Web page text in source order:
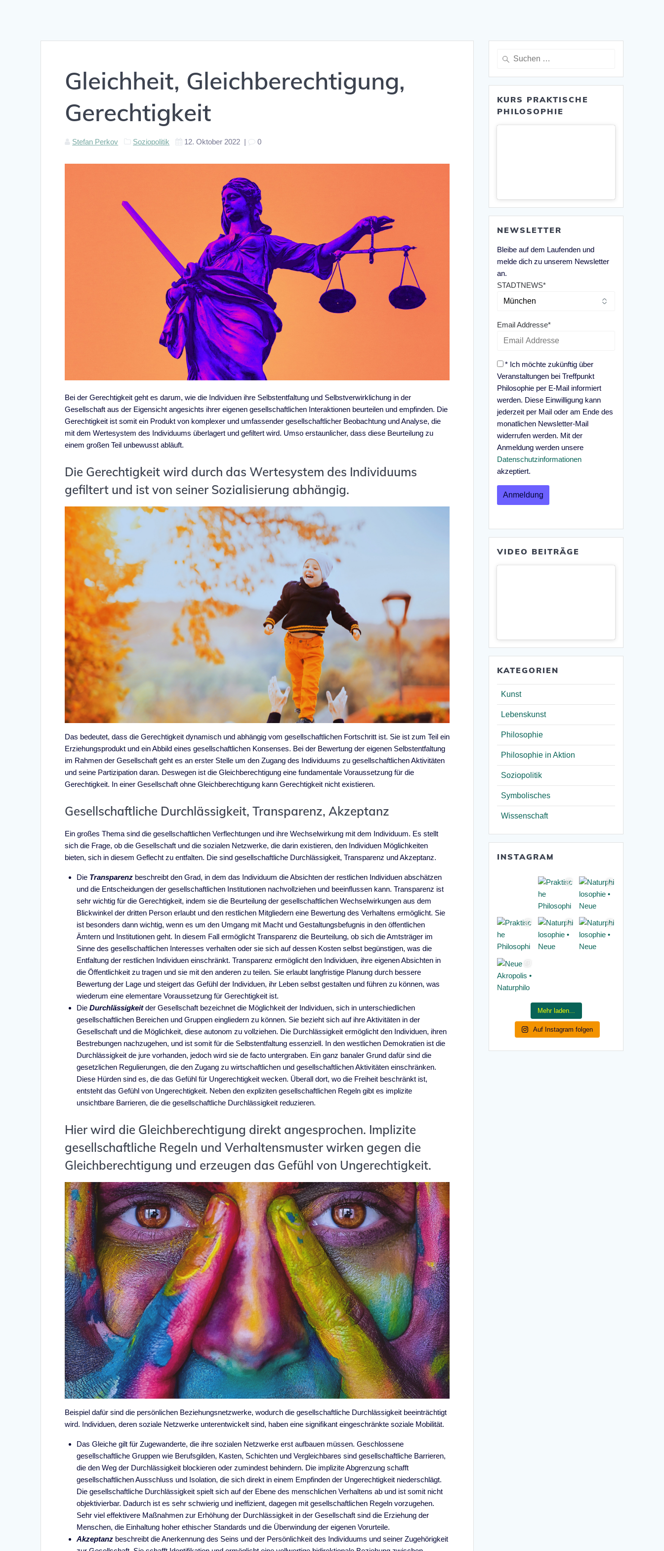
Gleichheit, Gleichberechtigung,
Gerechtigkeit
Stefan Perkov Soziopolitik 12. Oktober 2022 | 0
Bei der Gerechtigkeit geht es darum, wie die Individuen ihre Selbstentfaltung und Selbstverwirklichung in der
Gesellschaft aus der Eigensicht angesichts ihrer eigenen gesellschaftlichen Interaktionen beurteilen und empfinden. Die
Gerechtigkeit ist somit ein Produkt von komplexer und umfassender gesellschaftlicher Beobachtung und Analyse, die
mit dem Wertesystem des Individuums überlagert und gefiltert wird. Umso erstaunlicher, dass diese Beurteilung zu
einem großen Teil unbewusst abläuft.
Die Gerechtigkeit wird durch das Wertesystem des Individuums
gefiltert und ist von seiner Sozialisierung abhängig.
Das bedeutet, dass die Gerechtigkeit dynamisch und abhängig vom gesellschaftlichen Fortschritt ist. Sie ist zum Teil ein
Erziehungsprodukt und ein Abbild eines gesellschaftlichen Konsenses. Bei der Bewertung der eigenen Selbstentfaltung
im Rahmen der Gesellschaft geht es an erster Stelle um den Zugang des Individuums zu gesellschaftlichen Aktivitäten
und seine Partizipation daran. Deswegen ist die Gleichberechtigung eine fundamentale Voraussetzung für die
Gerechtigkeit. In einer Gesellschaft ohne Gleichberechtigung kann Gerechtigkeit nicht existieren.
Gesellschaftliche Durchlässigkeit, Transparenz, Akzeptanz
Ein großes Thema sind die gesellschaftlichen Verflechtungen und ihre Wechselwirkung mit dem Individuum. Es stellt
sich die Frage, ob die Gesellschaft und die sozialen Netzwerke, die darin existieren, den Individuen Möglichkeiten
bieten, sich in diesem Geflecht zu entfalten. Die sind gesellschaftliche Durchlässigkeit, Transparenz und Akzeptanz.
Die Transparenz beschreibt den Grad, in dem das Individuum die Absichten der restlichen Individuen abschätzen
und die Entscheidungen der gesellschaftlichen Institutionen nachvollziehen und beeinflussen kann. Transparenz ist
sehr wichtig für die Gerechtigkeit, indem sie die Beurteilung der gesellschaftlichen Wechselwirkungen aus dem
Blickwinkel der dritten Person erlaubt und den restlichen Mitgliedern eine Bewertung des Verhaltens ermöglicht. Sie
ist besonders dann wichtig, wenn es um den Umgang mit Macht und Gestaltungsbefugnis in den öffentlichen
Ämtern und Institutionen geht. In diesem Fall ermöglicht Transparenz die Beurteilung, ob sich die Amtsträger im
Sinne des gesellschaftlichen Interesses verhalten oder sie sich auf dessen Kosten selbst begünstigen, was die
Entfaltung der restlichen Individuen einschränkt. Transparenz ermöglicht den Individuen, ihre eigenen Absichten in
die Öffentlichkeit zu tragen und sie mit den anderen zu teilen. Sie erlaubt langfristige Planung durch bessere
Bewertung der Lage und steigert das Gefühl der Individuen, ihr Leben selbst gestalten und führen zu können, was
wiederum eine elementare Voraussetzung für Gerechtigkeit ist.
DieDurchlässigkeitder Gesellschaft bezeichnet die Möglichkeit der Individuen, sich in unterschiedlichen
gesellschaftlichen Bereichen und Gruppen eingliedern zu können. Sie bezieht sich auf ihre Aktivitäten in der
Gesellschaft und die Möglichkeit, diese autonom zu vollziehen. Die Durchlässigkeit ermöglicht den Individuen, ihren
Bestrebungen nachzugehen, und ist somit für die Selbstentfaltung essenziell. In den westlichen Demokratien ist die
Durchlässigkeit de jure vorhanden, jedoch wird sie de facto untergraben. Ein ganz banaler Grund dafür sind die
gesetzlichen Regulierungen, die den Zugang zu wirtschaftlichen und gesellschaftlichen Aktivitäten einschränken.
Diese Hürden sind es, die das Gefühl für Ungerechtigkeit wecken. Überall dort, wo die Freiheit beschränkt ist,
entsteht das Gefühl von Ungerechtigkeit. Neben den expliziten gesellschaftlichen Regeln gibt es implizite
unsichtbare Barrieren, die die gesellschaftliche Durchlässigkeit reduzieren.
Hier wird die Gleichberechtigung direkt angesprochen. Implizite
gesellschaftliche Regeln und Verhaltensmuster wirken gegen die
Gleichberechtigung und erzeugen das Gefühl von Ungerechtigkeit.
Beispiel dafür sind die persönlichen Beziehungsnetzwerke, wodurch die gesellschaftliche Durchlässigkeit beeinträchtigt
wird. Individuen, deren soziale Netzwerke unterentwickelt sind, haben eine signifikant eingeschränkte soziale Mobilität.
Das Gleiche gilt für Zugewanderte, die ihre sozialen Netzwerke erst aufbauen müssen. Geschlossene
gesellschaftliche Gruppen wie Berufsgilden, Kasten, Schichten und Vergleichbares sind gesellschaftliche Barrieren,
die den Weg der Durchlässigkeit blockieren oder zumindest behindern. Die implizite Abgrenzung schafft
gesellschaftlichen Ausschluss und Isolation, die sich direkt in einem Empfinden der Ungerechtigkeit niederschlägt.
Die gesellschaftliche Durchlässigkeit spielt sich auf der Ebene des menschlichen Verhaltens ab und ist somit nicht
objektivierbar. Dadurch ist es sehr schwierig und ineffizient, dagegen mit gesellschaftlichen Regeln vorzugehen.
Sehr viel effektivere Maßnahmen zur Erhöhung der Durchlässigkeit in der Gesellschaft sind die Erziehung der
Menschen, die Einhaltung hoher ethischer Standards und die Überwindung der eigenen Vorurteile.
Akzeptanz beschreibt die Anerkennung des Seins und der Persönlichkeit des Individuums und seiner Zugehörigkeit
Suche
KURS PRAKTISCHE
PHILOSOPHIE
NEWSLETTER
Bleibe auf dem Laufenden und
melde dich zu unserem Newsletter
an.
STADTNEWS*
Email Addresse*
* Ich möchte zukünftig über
Veranstaltungen bei Treffpunkt
Philosophie per E-Mail informiert
werden. Diese Einwilligung kann
jederzeit per Mail oder am Ende des
monatlichen Newsletter-Mail
widerrufen werden. Mit der
Anmeldung werden unsere
Datenschutzinformationen
akzeptiert.
VIDEO BEITRÄGE
KATEGORIEN
Kunst
Lebenskunst
Philosophie
Philosophie in Aktion
Soziopolitik
Symbolisches
Wissenschaft
INSTAGRAM
Mehr laden...
Auf Instagram folgen